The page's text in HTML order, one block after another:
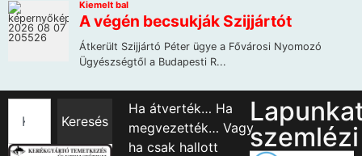
Keresés
Ha átverték… Ha
megvezették… Vagy
ha csak hallott
szemlézi